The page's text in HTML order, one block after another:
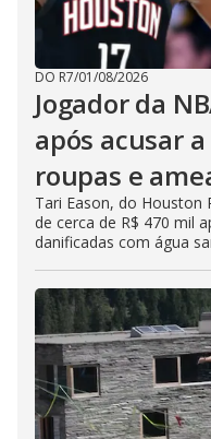
DO R7/01/08/2026
Jogador da
após acusar
roupas e
Tari Eason, do Houston
de cerca de R$ 470 mil
danificadas com água